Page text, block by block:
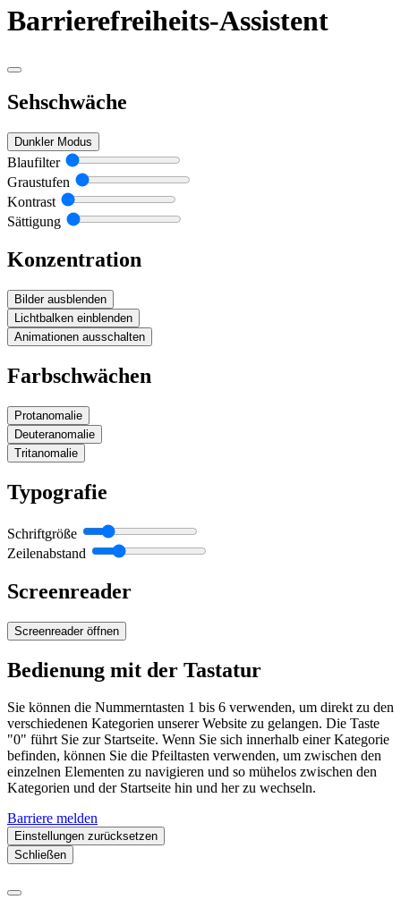
Barrierefreiheits-Assistent
Sehschwäche
Dunkler Modus
Blaufilter
Graustufen
Kontrast
Sättigung
Konzentration
Bilder ausblenden
Lichtbalken einblenden
Animationen ausschalten
Farbschwächen
Protanomalie
Deuteranomalie
Tritanomalie
Typografie
Schriftgröße
Zeilenabstand
Screenreader
Screenreader öffnen
Bedienung mit der Tastatur
Sie können die Nummerntasten 1 bis 6 verwenden, um direkt zu den
verschiedenen Kategorien unserer Website zu gelangen. Die Taste
"0" führt Sie zur Startseite. Wenn Sie sich innerhalb einer Kategorie
befinden, können Sie die Pfeiltasten verwenden, um zwischen den
einzelnen Elementen zu navigieren und so mühelos zwischen den
Kategorien und der Startseite hin und her zu wechseln.
Barriere melden
Einstellungen zurücksetzen
Schließen